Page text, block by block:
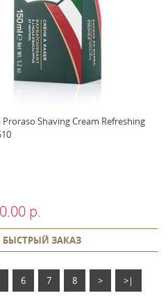
Shaving Cream Refreshing
р.
БЫСТРЫЙ ЗАКАЗ
6 7 8 > >|